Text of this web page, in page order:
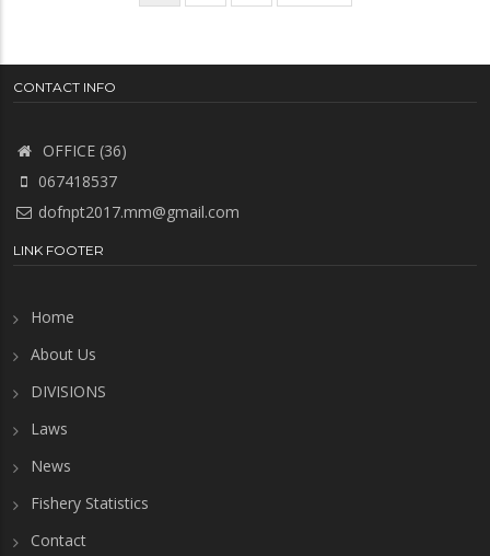
စာမျက်နှာ
page page
CONTACT INFO
OFFICE (36)
067418537
dofnpt2017.mm@gmail.com
LINK FOOTER
Home
About Us
DIVISIONS
Laws
News
Fishery Statistics
Contact